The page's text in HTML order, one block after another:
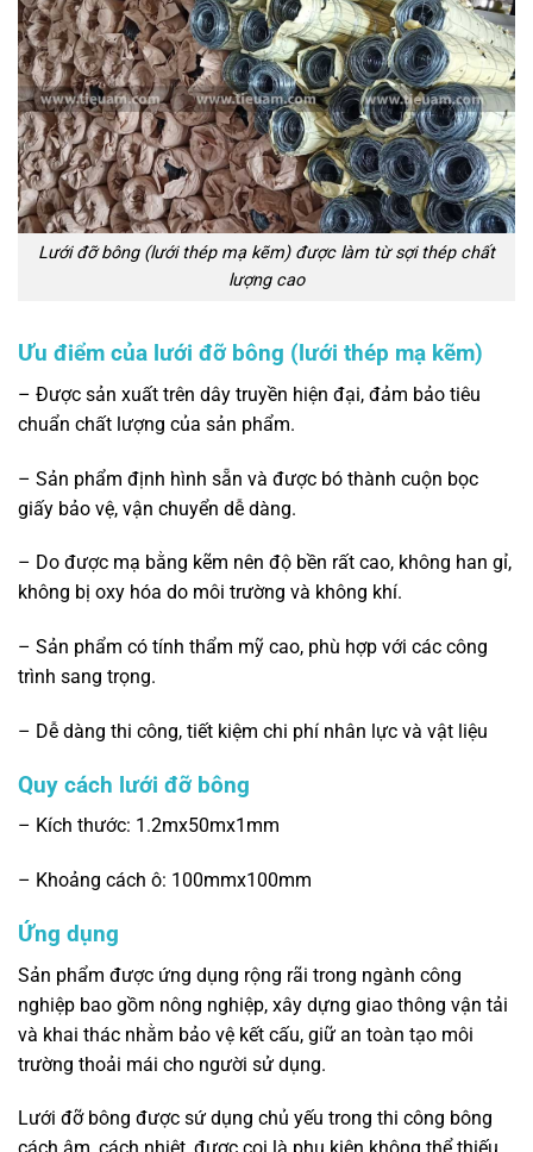
Lưới đỡ bông (lưới thép mạ kẽm) được làm từ sợi thép chất
lượng cao
Ưu điểm của lưới đỡ bông (lưới thép mạ kẽm)
– Được sản xuất trên dây truyền hiện đại, đảm bảo tiêu
chuẩn chất lượng của sản phẩm.
– Sản phẩm định hình sẵn và được bó thành cuộn bọc
giấy bảo vệ, vận chuyển dễ dàng.
– Do được mạ bằng kẽm nên độ bền rất cao, không han gỉ,
không bị oxy hóa do môi trường và không khí.
– Sản phẩm có tính thẩm mỹ cao, phù hợp với các công
trình sang trọng.
– Dễ dàng thi công, tiết kiệm chi phí nhân lực và vật liệu
Quy cách lưới đỡ bông
– Kích thước: 1.2mx50mx1mm
– Khoảng cách ô: 100mmx100mm
Ứng dụng
Sản phẩm được ứng dụng rộng rãi trong ngành công
nghiệp bao gồm nông nghiệp, xây dựng giao thông vận tải
và khai thác nhằm bảo vệ kết cấu, giữ an toàn tạo môi
trường thoải mái cho người sử dụng.
Lưới đỡ bông được sứ dụng chủ yếu trong thi công bông